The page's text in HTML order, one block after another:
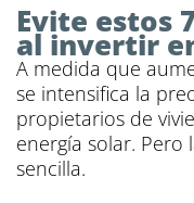
Evite estos
al invertir
A medida que
se intensifica la
propietarios de
energía solar. Pero
sencilla.